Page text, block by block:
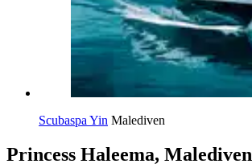
Scubaspa Yin Malediven
Princess Haleema, Malediven